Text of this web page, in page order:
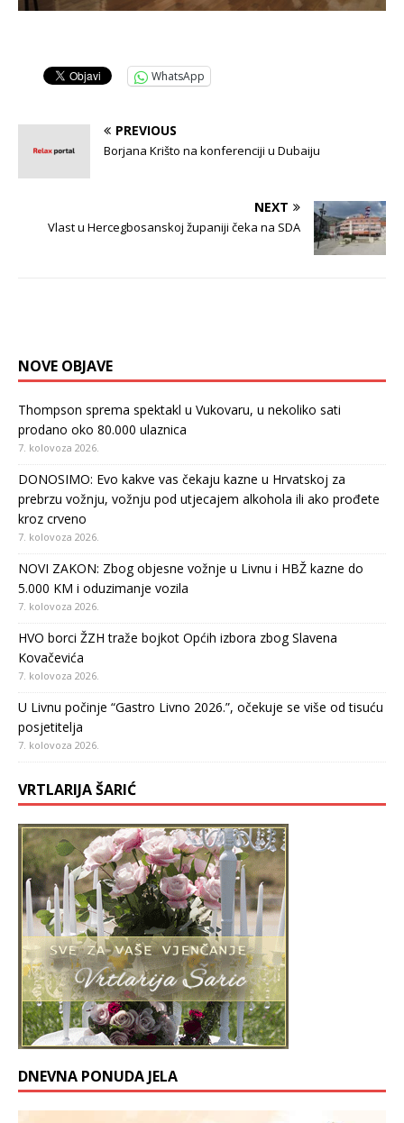
WhatsApp
PREVIOUS
Borjana Krišto na konferenciji u Dubaiju
NEXT
Vlast u Hercegbosanskoj županiji čeka na SDA
NOVE OBJAVE
Thompson sprema spektakl u Vukovaru, u nekoliko sati
prodano oko 80.000 ulaznica
7. kolovoza 2026.
DONOSIMO: Evo kakve vas čekaju kazne u Hrvatskoj za
prebrzu vožnju, vožnju pod utjecajem alkohola ili ako prođete
kroz crveno
7. kolovoza 2026.
NOVI ZAKON: Zbog objesne vožnje u Livnu i HBŽ kazne do
5.000 KM i oduzimanje vozila
7. kolovoza 2026.
HVO borci ŽZH traže bojkot Općih izbora zbog Slavena
Kovačevića
7. kolovoza 2026.
U Livnu počinje “Gastro Livno 2026.”, očekuje se više od tisuću
posjetitelja
7. kolovoza 2026.
VRTLARIJA ŠARIĆ
DNEVNA PONUDA JELA